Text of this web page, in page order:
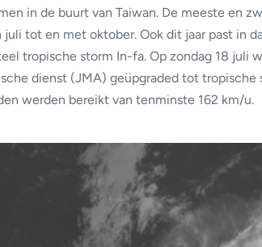
in de buurt van Taiwan. De meeste en
juli tot en met oktober. Ook dit jaar past in
tropische storm In-fa. Op zondag 18 juli
dienst (JMA) geüpgraded tot
werden bereikt van tenminste 162 km/u.